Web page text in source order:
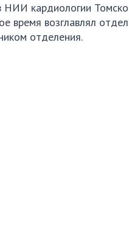
НИИ кардиологии
время возглавлял
отделения.